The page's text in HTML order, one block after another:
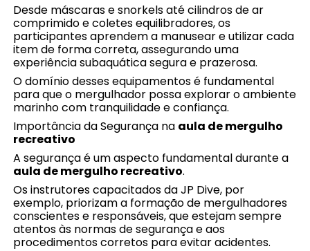
Desde máscaras e snorkels até cilindros de ar
comprimido e coletes equilibradores, os
participantes aprendem a manusear e utilizar cada
item de forma correta, assegurando uma
experiência subaquática segura e prazerosa.
O domínio desses equipamentos é fundamental
para que o mergulhador possa explorar o ambiente
marinho com tranquilidade e confiança.
Importância da Segurança na aula de mergulho
recreativo
A segurança é um aspecto fundamental durante a
aula de mergulho recreativo.
Os instrutores capacitados da JP Dive, por
exemplo, priorizam a formação de mergulhadores
conscientes e responsáveis, que estejam sempre
atentos às normas de segurança e aos
procedimentos corretos para evitar acidentes.